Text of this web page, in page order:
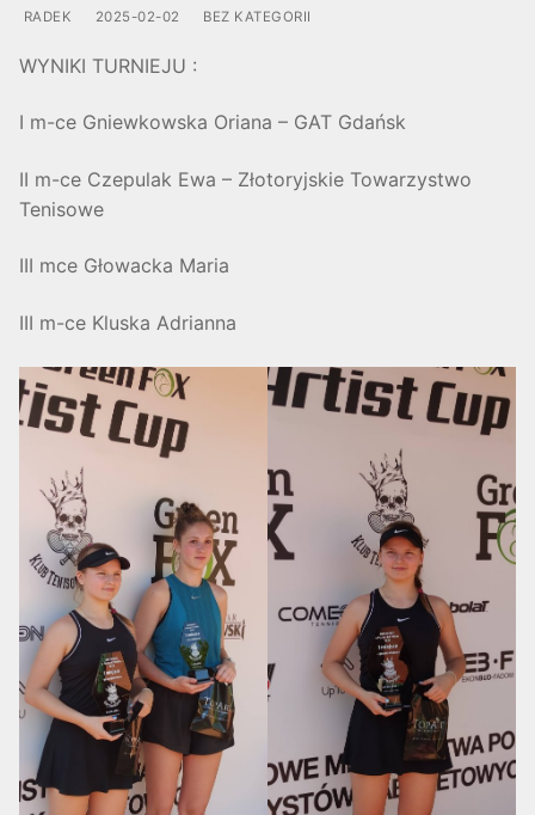
RADEK 2025-02-02 BEZ KATEGORII
WYNIKI TURNIEJU :
I m-ce Gniewkowska Oriana – GAT Gdańsk
II m-ce Czepulak Ewa – Złotoryjskie Towarzystwo
Tenisowe
III mce Głowacka Maria
III m-ce Kluska Adrianna